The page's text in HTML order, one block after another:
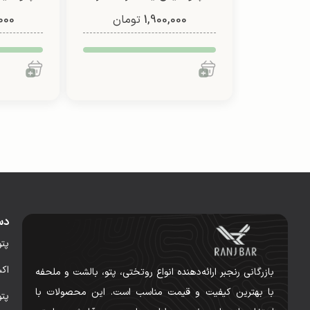
(طرح 3)
1,900,000 تومان
بازرگانی رنجبر ارائه‌دهنده انواع روتختی، پتو، بالشت و ملحفه
با بهترین کیفیت و قیمت مناسب است. این محصولات با